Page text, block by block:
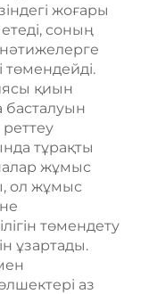
жоғары
соның
нәтижелерге
төмендейді.
қиын
басталуын
реттеу
тұрақты
жұмыс
ол жұмыс
төмендету
ұзартады.
аз